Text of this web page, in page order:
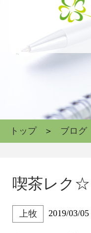
トップ ブログ
喫茶レク☆
上牧 2019/03/05